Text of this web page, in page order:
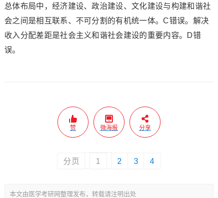
总体布局中，经济建设、政治建设、文化建设与构建和谐社
会之间是相互联系、不可分割的有机统一体。C错误。解决
收入分配差距是社会主义和谐社会建设的重要内容。D错
误。
赞 微海报 分享
分页 1 2 3 4
本文由医学考研网整理发布，转载请注明出处